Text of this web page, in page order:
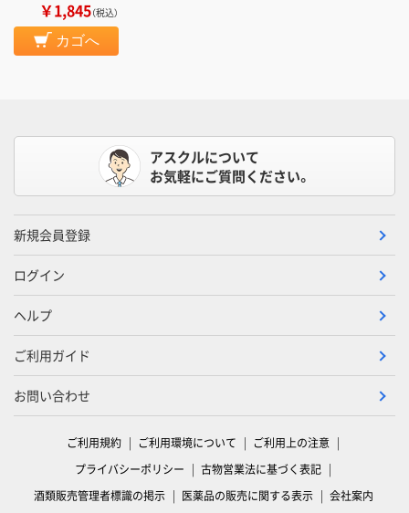
￥1,845（税込）
カゴへ
アスクルについて
お気軽にご質問ください。
新規会員登録
ログイン
ヘルプ
ご利用ガイド
お問い合わせ
ご利用規約 ご利用環境について
ご利用上の注意
プライバシーポリシー
古物営業法に基づく表記
酒類販売管理者標識の掲示
医薬品の販売に関する表示 会社案内